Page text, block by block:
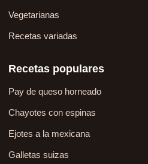
Vegetarianas
Recetas variadas
Recetas populares
Pay de queso horneado
Chayotes con espinas
Ejotes a la mexicana
Galletas suizas